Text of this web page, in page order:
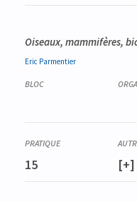
Oiseaux, mammifères,
Eric Parmentier
15 [+]